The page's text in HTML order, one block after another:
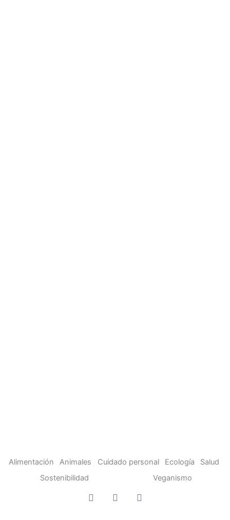
Alimentación Animales Cuidado personal Ecología
Salud
Sostenibilidad
Veganismo
F
T
I